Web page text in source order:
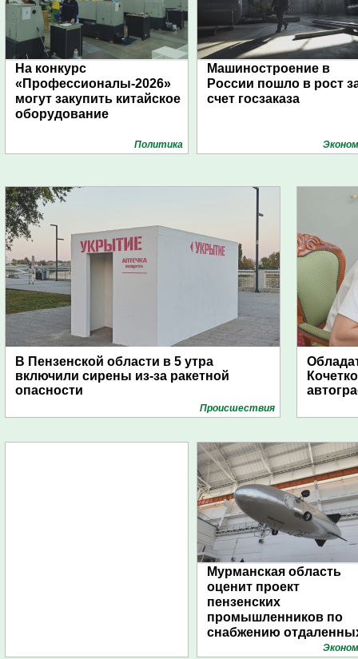
На конкурс
«Профессионалы-2026»
могут закупить китайское
оборудование
Политика
Машиностроение в
России пошло в рост
счет госзаказа
В Пензенской области в 5 утра
включили сирены из-за ракетной
опасности
Проиcшествия
Мурманская область
оценит проект
пензенских
промышленников по
снабжению
поселений с помощью